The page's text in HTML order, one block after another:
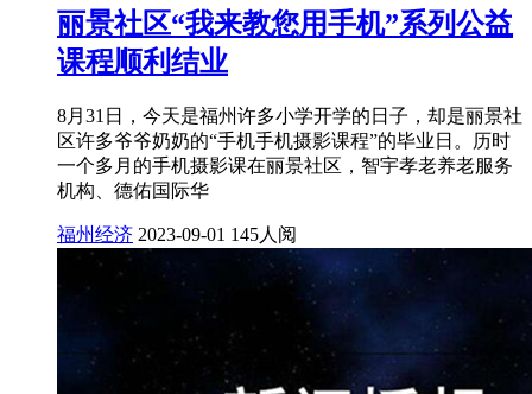
丽景社区“我来教您用手机”系列公益
课程顺利结业
8月31日，今天是福州许多小学开学的日子，却是丽景社
区许多爷爷奶奶的“手机手机摄影课程”的毕业日。历时
一个多月的手机摄影课在丽景社区，智宇孝老养老服务
机构、德佑国际华
福州经济 2023-09-01 145人阅